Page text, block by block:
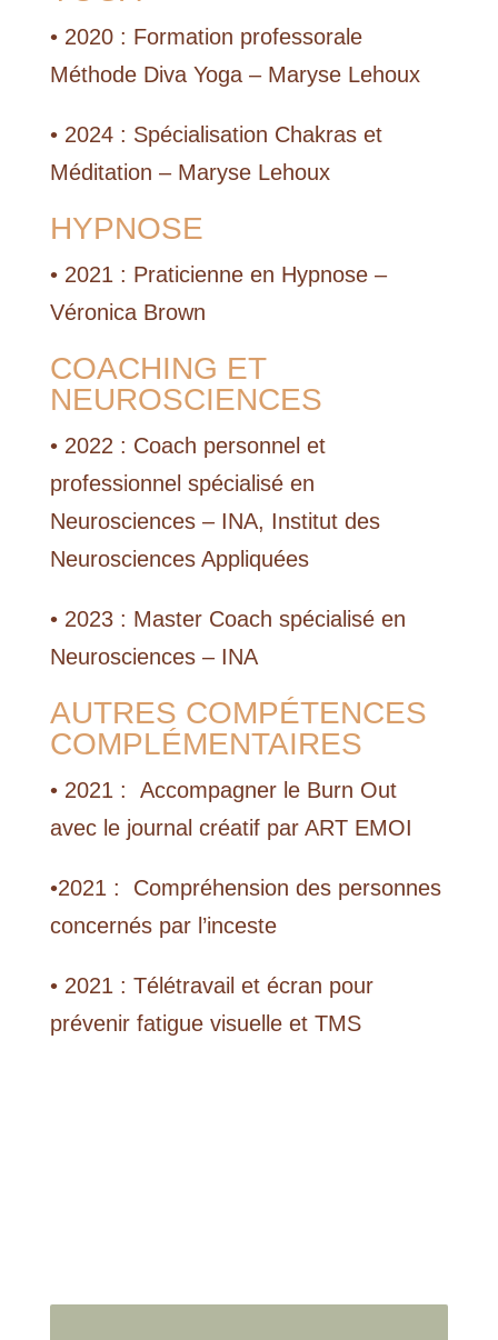
• 2020 : Formation professorale
Méthode Diva Yoga – Maryse Lehoux
• 2024 : Spécialisation Chakras et
Méditation – Maryse Lehoux
HYPNOSE
• 2021 : Praticienne en Hypnose –
Véronica Brown
COACHING ET
NEUROSCIENCES
• 2022 : Coach personnel et
professionnel spécialisé en
Neurosciences – INA, Institut des
Neurosciences Appliquées
• 2023 : Master Coach spécialisé en
Neurosciences – INA
AUTRES COMPÉTENCES
COMPLÉMENTAIRES
• 2021 : Accompagner le Burn Out
avec le journal créatif par ART EMOI
•2021 :
Compréhension des personnes
concernés par l’inceste
• 2021 : Télétravail et écran pour
prévenir fatigue visuelle et TMS